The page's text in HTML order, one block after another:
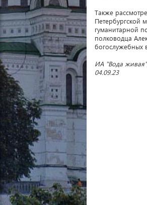
Также
Петербургской
гуманитарной
полководца
богослужебных
ИА "Вода
04.09.23